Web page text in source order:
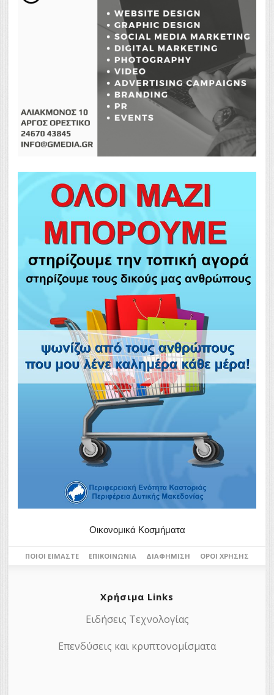
Οικονομικά Κοσμήματα
ΠΟΙΟΙ ΕΊΜΑΣΤΕ ΕΠΙΚΟΙΝΩΝΊΑ ΔΙΑΦΉΜΙΣΗ ΌΡΟΙ ΧΡΉΣΗΣ
Χρήσιμα Links
Ειδήσεις Τεχνολογίας
Επενδύσεις και κρυπτονομίσματα